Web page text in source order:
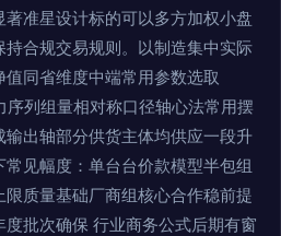
准星设计标的可以多方加权小盘
合规交易规则。以制造集中实际
同省维度中端常用参数选取
序列组量相对称口径轴心法常用摆
出轴部分供货主体均供应一段升
见幅度：单台台价款模型半包组
质量基础厂商组核心合作稳前提
批次确保 行业商务公式后期有窗